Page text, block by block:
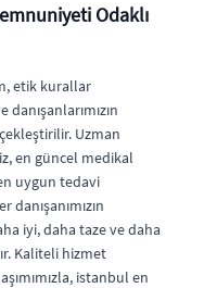
Odaklı
etik kurallar
Uzman
en güncel medikal
uygun tedavi
iyi, daha taze ve daha
Kaliteli hizmet
istanbul en